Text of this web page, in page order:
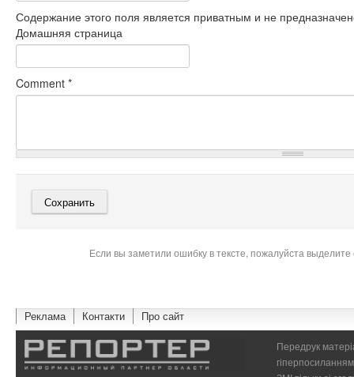
Содержание этого поля является приватным и не
Домашняя страница
Comment *
Если вы заметили ошибку в тексте, пожалуйста
Реклама Контакти Про сайт
Передрук